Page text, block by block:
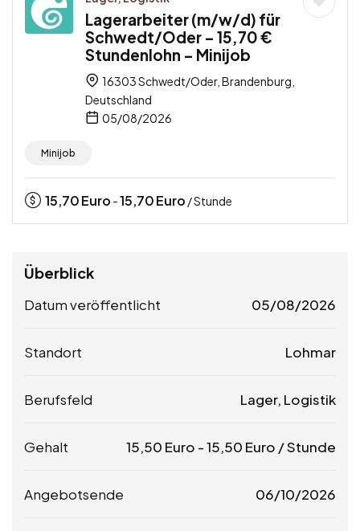
Lagerarbeiter (m/w/d) für
Schwedt/Oder – 15,70 €
Stundenlohn – Minijob
16303 Schwedt/Oder, Brandenburg,
Deutschland
05/08/2026
Minijob
15,70Euro -15,70Euro / Stunde
Überblick
Datum veröffentlicht 05/08/2026
Standort Lohmar
Berufsfeld Lager, Logistik
Gehalt 15,50 Euro -15,50 Euro / Stunde
Angebotsende 06/10/2026